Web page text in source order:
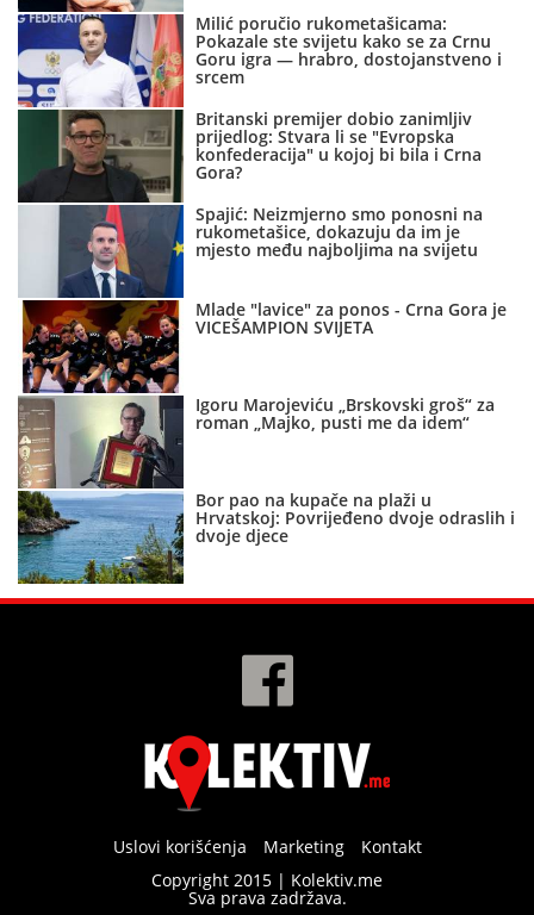
Milić poručio rukometašicama:
Pokazale ste svijetu kako se za Crnu
Goru igra — hrabro, dostojanstveno i
srcem
Britanski premijer dobio zanimljiv
prijedlog: Stvara li se "Evropska
konfederacija" u kojoj bi bila i Crna
Gora?
Spajić: Neizmjerno smo ponosni na
rukometašice, dokazuju da im je
mjesto među najboljima na svijetu
Mlade "lavice" za ponos - Crna Gora je
VICEŠAMPION SVIJETA
Igoru Marojeviću „Brskovski groš“ za
roman „Majko, pusti me da idem“
Bor pao na kupače na plaži u
Hrvatskoj: Povrijeđeno dvoje odraslih i
dvoje djece
Uslovi korišćenja Marketing
Kontakt
Copyright 2015 | Kolektiv.me
Sva prava zadržava.